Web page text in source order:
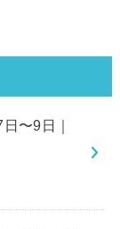
〜9日｜